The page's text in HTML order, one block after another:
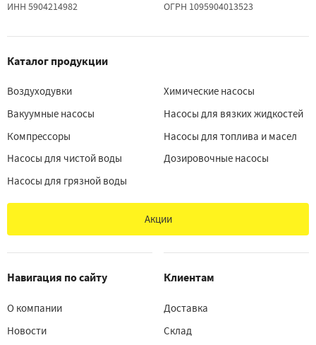
ИНН 5904214982
ОГРН 1095904013523
Каталог продукции
Воздуходувки
Вакуумные насосы
Компрессоры
Насосы для чистой воды
Насосы для грязной воды
Химические насосы
Насосы для вязких жидкостей
Насосы для топлива и масел
Дозировочные насосы
Акции
Навигация по сайту
О компании
Новости
Клиентам
Доставка
Склад